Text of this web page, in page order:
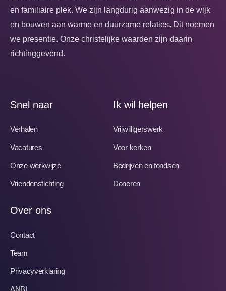
en familiaire plek. We zijn langdurig aanwezig in de wijk
en bouwen aan warme en duurzame relaties. Dit noemen
we presentie. Onze christelijke waarden zijn daarin
richtinggevend.
Snel naar
Verhalen
Vacatures
Onze werkwijze
Vriendenstichting
Ik wil helpen
Vrijwilligerswerk
Voor kerken
Bedrijven en fondsen
Doneren
Over ons
Contact
Team
Privacyverklaring
ANBI